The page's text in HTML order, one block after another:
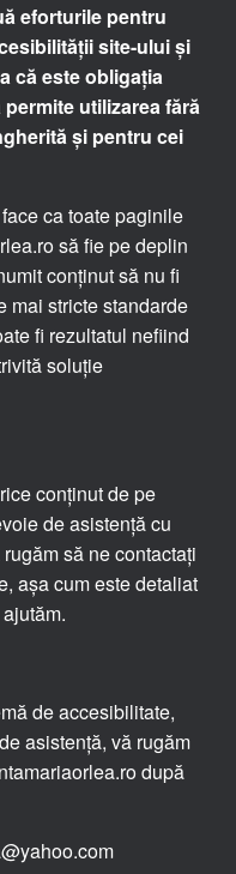
eforturile pentru
site-ului și
că este obligația
utilizarea fără
și pentru cei
ca toate paginile
să fie pe deplin
conținut să nu fi
mai stricte standarde
fi rezultatul nefiind
soluție
conținut de pe
de asistență cu
să ne contactați
așa cum este detaliat
de accesibilitate,
asistență, vă rugăm
după